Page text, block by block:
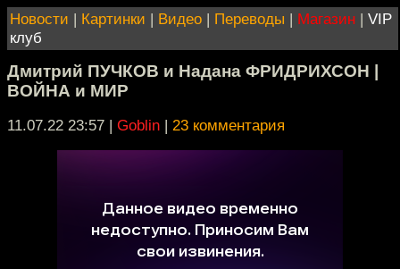
Новости | Картинки | Видео | Переводы | Магазин | VIP
клуб
Дмитрий ПУЧКОВ и Надана ФРИДРИХСОН |
ВОЙНА и МИР
11.07.22 23:57 | Goblin | 23 комментария